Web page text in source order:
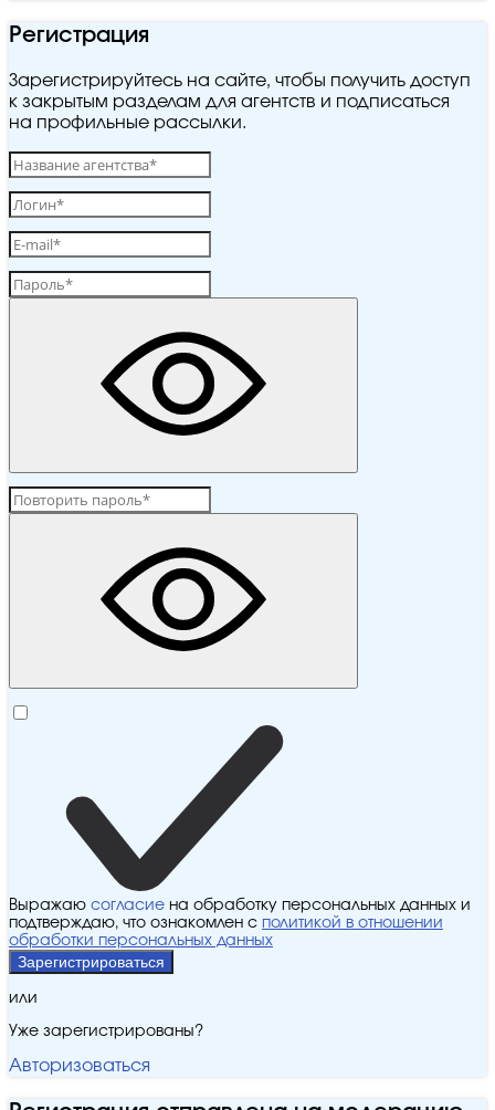
Регистрация
Зарегистрируйтесь на сайте, чтобы получить доступ
к закрытым разделам для агентств и подписаться
на профильные рассылки.
Выражаю согласие на обработку персональных данных и
подтверждаю, что ознакомлен с политикой в отношении
обработки персональных данных
Зарегистрироваться
или
Уже зарегистрированы?
Авторизоваться